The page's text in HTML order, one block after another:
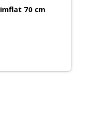
70 cm